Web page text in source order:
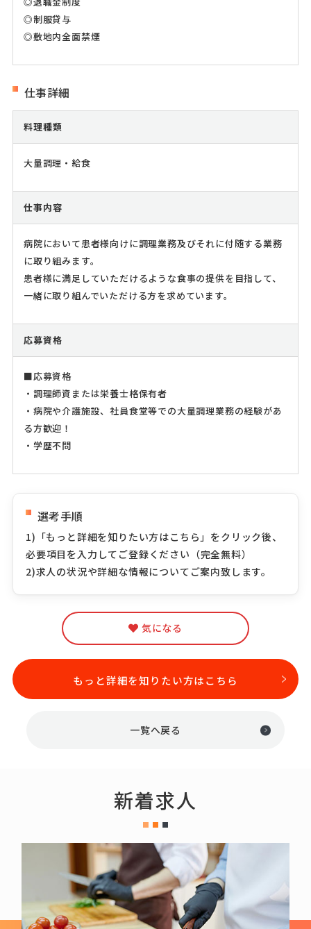
◎制服貸与
◎敷地内全面禁煙
仕事詳細
料理種類
大量調理・給食
仕事内容
病院において患者様向けに調理業務及びそれに付随する業務
に取り組みます。
患者様に満足していただけるような食事の提供を目指して、
一緒に取り組んでいただける方を求めています。
応募資格
■応募資格
・調理師資または栄養士格保有者
・病院や介護施設、社員食堂等での大量調理業務の経験があ
る方歓迎！
・学歴不問
選考手順
1)「もっと詳細を知りたい方はこちら」をクリック後、
必要項目を入力してご登録ください（完全無料）
2)求人の状況や詳細な情報についてご案内致します。
気になる
もっと詳細を知りたい方はこちら
一覧へ戻る
新着求人